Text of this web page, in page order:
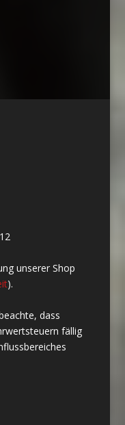
unserer Shop
).
dass
fällig